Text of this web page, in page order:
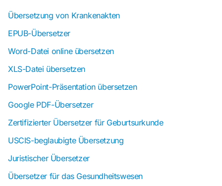
Übersetzung von Krankenakten
EPUB-Übersetzer
Word-Datei online übersetzen
XLS-Datei übersetzen
PowerPoint-Präsentation übersetzen
Google PDF-Übersetzer
Zertifizierter Übersetzer für Geburtsurkunde
USCIS-beglaubigte Übersetzung
Juristischer Übersetzer
Übersetzer für das Gesundheitswesen